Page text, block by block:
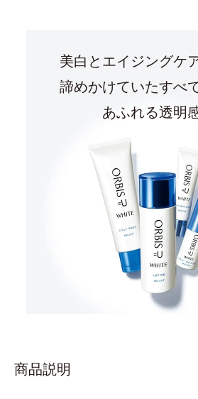
美白とエイジングケ
諦めかけていたすべ
あふれる透明
商品説明